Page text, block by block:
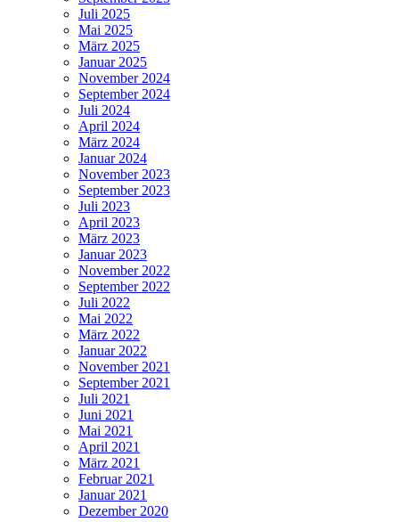
Juli 2025
Mai 2025
März 2025
Januar 2025
November 2024
September 2024
Juli 2024
April 2024
März 2024
Januar 2024
November 2023
September 2023
Juli 2023
April 2023
März 2023
Januar 2023
November 2022
September 2022
Juli 2022
Mai 2022
März 2022
Januar 2022
November 2021
September 2021
Juli 2021
Juni 2021
Mai 2021
April 2021
März 2021
Februar 2021
Januar 2021
Dezember 2020